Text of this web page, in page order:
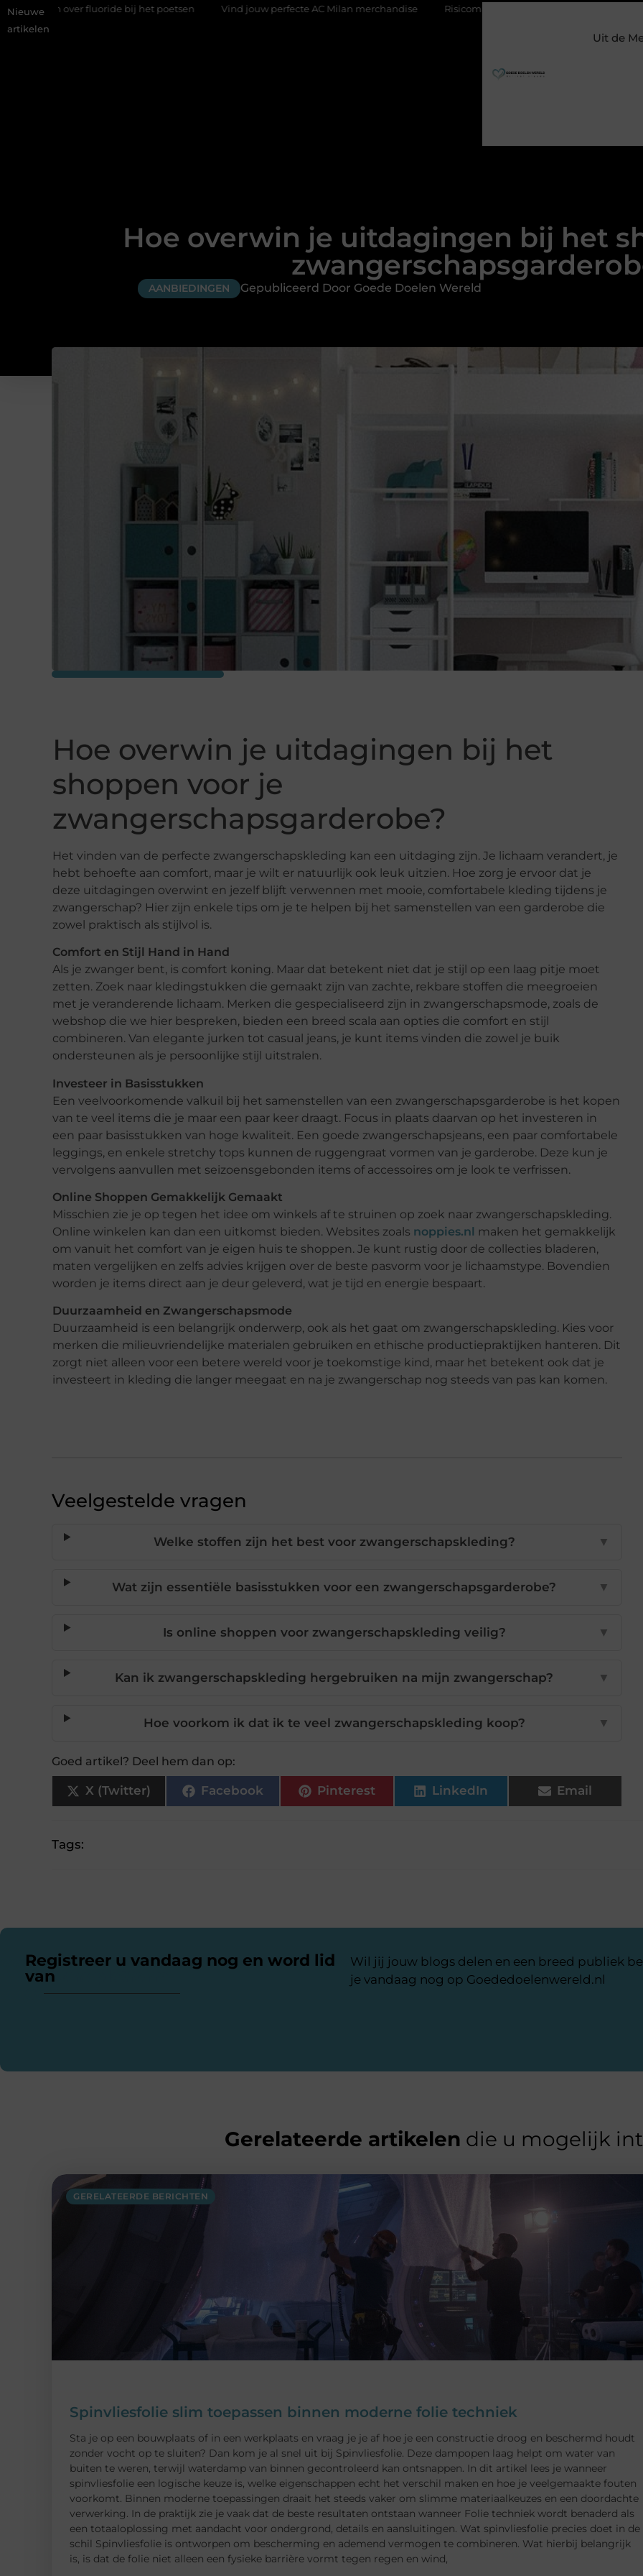
Nieuwe
artikelen
bij het poetsen Vind jouw perfecte AC Milan merchandise Risicomanagement als onderdeel van een gezonde
Uit de
Hoe overwin je uitdagingen bij het
AANBIEDINGEN Gepubliceerd Door Goede Doelen Wereld
Hoe overwin je uitdagingen bij het
shoppen voor je
zwangerschapsgarderobe?
Het vinden van de perfecte zwangerschapskleding kan een uitdaging zijn. Je lichaam verandert, je
hebt behoefte aan comfort, maar je wilt er natuurlijk ook leuk uitzien. Hoe zorg je ervoor dat je
deze uitdagingen overwint en jezelf blijft verwennen met mooie, comfortabele kleding tijdens je
zwangerschap? Hier zijn enkele tips om je te helpen bij het samenstellen van een garderobe die
zowel praktisch als stijlvol is.
Comfort en Stijl Hand in Hand
Als je zwanger bent, is comfort koning. Maar dat betekent niet dat je stijl op een laag pitje moet
zetten. Zoek naar kledingstukken die gemaakt zijn van zachte, rekbare stoffen die meegroeien
met je veranderende lichaam. Merken die gespecialiseerd zijn in zwangerschapsmode, zoals de
webshop die we hier bespreken, bieden een breed scala aan opties die comfort en stijl
combineren. Van elegante jurken tot casual jeans, je kunt items vinden die zowel je buik
ondersteunen als je persoonlijke stijl uitstralen.
Investeer in Basisstukken
Een veelvoorkomende valkuil bij het samenstellen van een zwangerschapsgarderobe is het kopen
van te veel items die je maar een paar keer draagt. Focus in plaats daarvan op het investeren in
een paar basisstukken van hoge kwaliteit. Een goede zwangerschapsjeans, een paar comfortabele
leggings, en enkele stretchy tops kunnen de ruggengraat vormen van je garderobe. Deze kun je
vervolgens aanvullen met seizoensgebonden items of accessoires om je look te verfrissen.
Online Shoppen Gemakkelijk Gemaakt
Misschien zie je op tegen het idee om winkels af te struinen op zoek naar zwangerschapskleding.
Online winkelen kan dan een uitkomst bieden. Websites zoals noppies.nl maken het gemakkelijk
om vanuit het comfort van je eigen huis te shoppen. Je kunt rustig door de collecties bladeren,
maten vergelijken en zelfs advies krijgen over de beste pasvorm voor je lichaamstype. Bovendien
worden je items direct aan je deur geleverd, wat je tijd en energie bespaart.
Duurzaamheid en Zwangerschapsmode
Duurzaamheid is een belangrijk onderwerp, ook als het gaat om zwangerschapskleding. Kies voor
merken die milieuvriendelijke materialen gebruiken en ethische productiepraktijken hanteren. Dit
zorgt niet alleen voor een betere wereld voor je toekomstige kind, maar het betekent ook dat je
investeert in kleding die langer meegaat en na je zwangerschap nog steeds van pas kan komen.
Veelgestelde vragen
Welke stoffen zijn het best voor zwangerschapskleding? ▼
Wat zijn essentiële basisstukken voor een zwangerschapsgarderobe? ▼
Is online shoppen voor zwangerschapskleding veilig? ▼
Kan ik zwangerschapskleding hergebruiken na mijn zwangerschap? ▼
Hoe voorkom ik dat ik te veel zwangerschapskleding koop? ▼
Goed artikel? Deel hem dan op:
X (Twitter) Facebook Pinterest LinkedIn Email
Tags:
Registreer u vandaag nog en word lid
van
Wil jij jouw blogs delen en een breed publiek
je vandaag nog op Goededoelenwereld.nl
Gerelateerde artikelen die u mogelijk
GERELATEERDE BERICHTEN
Spinvliesfolie slim toepassen binnen moderne folie techniek
Sta je op een bouwplaats of in een werkplaats en vraag je je af hoe je een constructie droog en beschermd houdt
zonder vocht op te sluiten? Dan kom je al snel uit bij Spinvliesfolie. Deze dampopen laag helpt om water van
buiten te weren, terwijl waterdamp van binnen gecontroleerd kan ontsnappen. In dit artikel lees je wanneer
spinvliesfolie een logische keuze is, welke eigenschappen echt het verschil maken en hoe je veelgemaakte fouten
voorkomt. Binnen moderne toepassingen draait het steeds vaker om slimme materiaalkeuzes en een doordachte
verwerking. In de praktijk zie je vaak dat de beste resultaten ontstaan wanneer Folie techniek wordt benaderd als
een totaaloplossing met aandacht voor ondergrond, details en aansluitingen. Wat spinvliesfolie precies doet in de
schil Spinvliesfolie is ontworpen om bescherming en ademend vermogen te combineren. Wat hierbij belangrijk
is, is dat de folie niet alleen een fysieke barrière vormt tegen regen en wind,